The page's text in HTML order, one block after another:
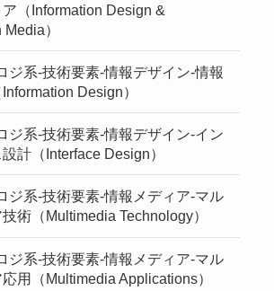
（Information Design &
）
ジ系-技術要素-情報デザイン-情報
Design）
ジ系-技術要素-情報デザイン-イン
計（Interface Design）
ジ系-技術要素-情報メディア-マル
術（Multimedia Technology）
ジ系-技術要素-情報メディア-マル
用（Multimedia Applications）